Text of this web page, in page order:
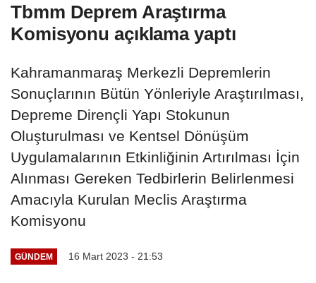
Tbmm Deprem Araştırma
Komisyonu açıklama yaptı
Kahramanmaraş Merkezli Depremlerin
Sonuçlarının Bütün Yönleriyle Araştırılması,
Depreme Dirençli Yapı Stokunun
Oluşturulması ve Kentsel Dönüşüm
Uygulamalarının Etkinliğinin Artırılması İçin
Alınması Gereken Tedbirlerin Belirlenmesi
Amacıyla Kurulan Meclis Araştırma
Komisyonu
GÜNDEM 16 Mart 2023 - 21:53